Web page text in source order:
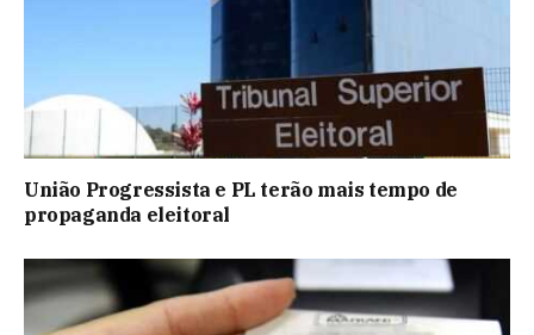
União Progressista e PL terão mais tempo de
propaganda eleitoral